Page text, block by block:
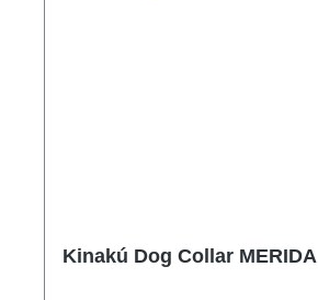
Kinakú Dog Collar MERIDA